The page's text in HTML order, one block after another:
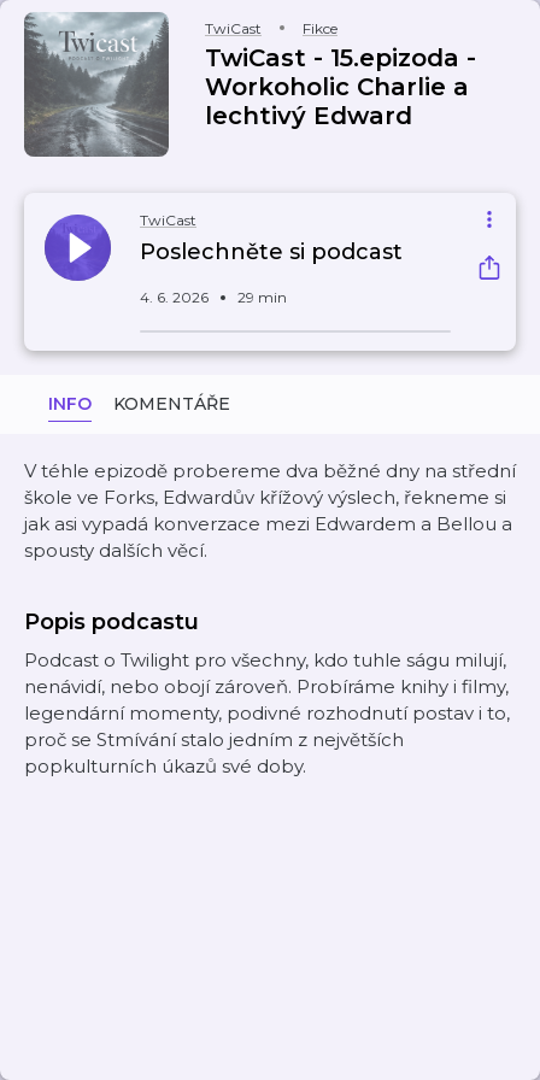
TwiCast Fikce
TwiCast - 15.epizoda -
Workoholic Charlie a
lechtivý Edward
TwiCast
Poslechněte si podcast
4. 6. 2026 29 min
INFO KOMENTÁŘE
V téhle epizodě probereme dva běžné dny na střední
škole ve Forks, Edwardův křížový výslech, řekneme si
jak asi vypadá konverzace mezi Edwardem a Bellou a
spousty dalších věcí.
Popis podcastu
Podcast o Twilight pro všechny, kdo tuhle ságu milují,
nenávidí, nebo obojí zároveň. Probíráme knihy i filmy,
legendární momenty, podivné rozhodnutí postav i to,
proč se Stmívání stalo jedním z největších
popkulturních úkazů své doby.